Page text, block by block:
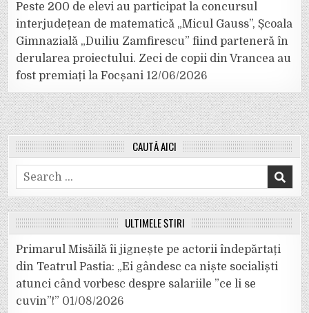
Peste 200 de elevi au participat la concursul
interjudețean de matematică „Micul Gauss”, Școala
Gimnazială „Duiliu Zamfirescu” fiind parteneră în
derularea proiectului. Zeci de copii din Vrancea au
fost premiați la Focșani 12/06/2026
CAUTĂ AICI
Search
for:
ULTIMELE ȘTIRI
Primarul Misăilă îi jignește pe actorii îndepărtați
din Teatrul Pastia: „Ei gândesc ca niște socialiști
atunci când vorbesc despre salariile ”ce li se
cuvin”!” 01/08/2026